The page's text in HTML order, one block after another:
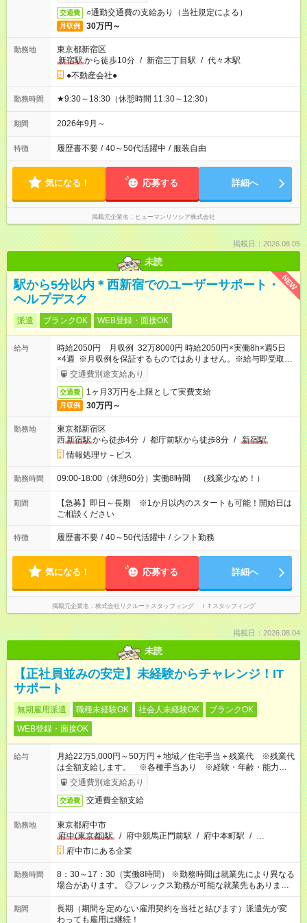
交通費 ○通勤交通費の支給あり（当社規定による）
月収例 30万円～
勤務地
東京都新宿区
新宿駅から徒歩10分 / 新宿三丁目駅 / 代々木駅
●不動産会社●
勤務時間 ★9:30～18:30（休憩時間 11:30～12:30）
期間 2026年9月～
特徴 履歴書不要 / 40～50代活躍中 / 服装自由
気になる！ 応募する 詳細へ
掲載元企業名 ヒューマンリソシア株式会社
掲載日：2026.08.05
未読
NEW
駅から5分以内＊西新宿でのユーザーサポート・
ヘルプデスク
派遣 ブランクOK WEB登録・面接OK
給与
時給2050円 月収例 32万8000円 時給2050円×実働8h×週5日
×4週 ※月収例を保証するものではありません。※給与即受取り
サービス利用可（利用条件有）
交通費別途支給あり
交通費 1ヶ月3万円を上限として実費支給
月収例 30万円～
勤務地
東京都新宿区
西新宿駅から徒歩4分 / 都庁前駅から徒歩8分 / 新宿駅
情報処理サ－ビス
勤務時間 09:00-18:00（休憩60分）実働8時間 （残業少なめ！）
期間
【急募】即日～長期 ※1か月以内のスタートも可能！開始日は
ご相談ください
特徴 履歴書不要 / 40～50代活躍中 / シフト勤務
気になる！ 応募する 詳細へ
掲載元企業名 株式会社リクルートスタッフィング ＩＴスタッフィング
掲載日：2026.08.04
未読
【正社員並みの安定】未経験からチャレンジ！IT
サポート
無期雇用派遣 職種未経験OK 社会人未経験OK
ブランクOK
WEB登録・面接OK
給与
月給22万5,000円～50万円＋地域／住宅手当＋残業代 ※残業代
は全額支給します。 ※各種手当あり ※経験・年齢・能力等を
考慮して加給・優遇します。
交通費別途支給あり
交通費 交通費全額支給
勤務地
東京都府中市
府中(東京都)駅
/ 府中競馬正門前駅 / 府中本町駅 / …
府中市にある企業
勤務時間
8：30～17：30（実働8時間） ※勤務時間は就業先により異なる
場合があります。 ◎フレックス勤務が可能な就業先もありま
す。 ◎今よりもさらに働きやすい環境をつくるべく、 働き方
改革に全社をあげて取り組んでいます。
期間
長期（期間を定めない雇用契約を当社と結びます）派遣先が変
わっても雇用は継続！